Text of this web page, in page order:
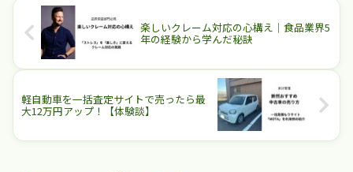
楽しいクレーム対応の心構え｜食品業界5
年の経験から学んだ秘訣
軽自動車を一括査定サイトで売ったら最
大12万円アップ！【体験談】